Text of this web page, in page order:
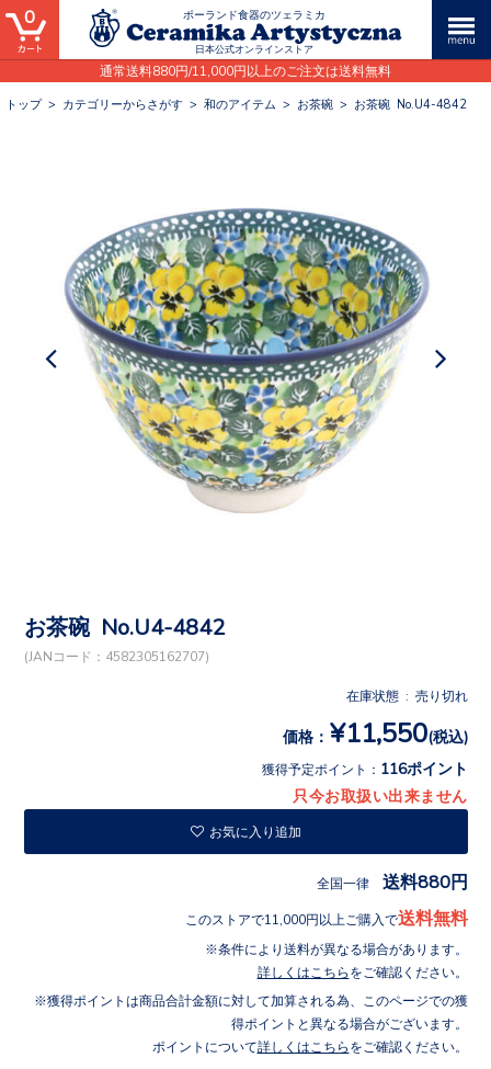
ポーランド食器のツェラミカ
日本公式オンラインストア
通常送料880円/11,000円以上のご注文は送料無料
0
トップ> カテゴリーからさがす > 和のアイテム > お茶碗 > お茶碗 No.U4-4842
お茶碗 No.U4-4842
(JANコード：4582305162707)
在庫状態 : 売り切れ
価格： ¥11,550(税込)
獲得予定ポイント： 116ポイント
只今お取扱い出来ません
お気に入り追加
全国一律 送料880円
このストアで11,000円以上ご購入で送料無料
条件により送料が異なる場合があります。
詳しくはこちら をご確認ください。
獲得ポイントは商品合計金額に対して加算される為、このページでの獲
得ポイントと異なる場合がございます。
ポイントについて詳しくはこちら をご確認ください。